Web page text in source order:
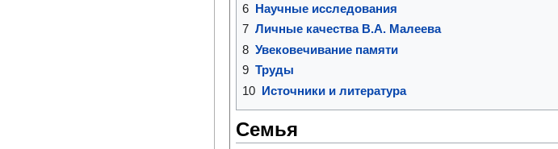
6 Научные исследования
7 Личные качества В.А. Малеева
8 Увековечивание памяти
9 Труды
10 Источники и литература
Семья